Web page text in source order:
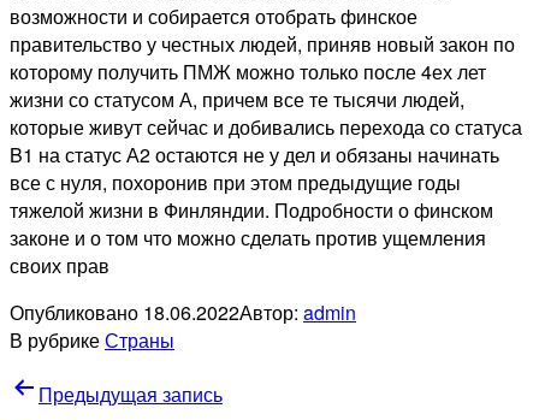
возможности и собирается отобрать финское
правительство у честных людей, приняв новый закон по
которому получить ПМЖ можно только после 4ех лет
жизни со статусом А, причем все те тысячи людей,
которые живут сейчас и добивались перехода со статуса
B1 на статус А2 остаются не у дел и обязаны начинать
все с нуля, похоронив при этом предыдущие годы
тяжелой жизни в Финляндии. Подробности о финском
законе и о том что можно сделать против ущемления
своих прав
Опубликовано 18.06.2022Автор: admin
В рубрикеСтраны
Навигация
Предыдущая запись